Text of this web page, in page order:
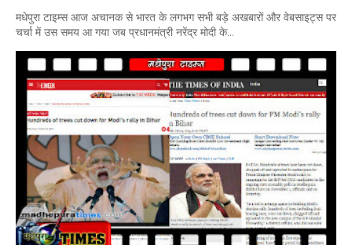
मधेपुरा टाइम्स आज अचानक से भारत के लगभग सभी बड़े अखबारों और वेबसाइट्स पर
चर्चा में उस समय आ गया जब प्रधानमंत्री नरेंद्र मोदी के...